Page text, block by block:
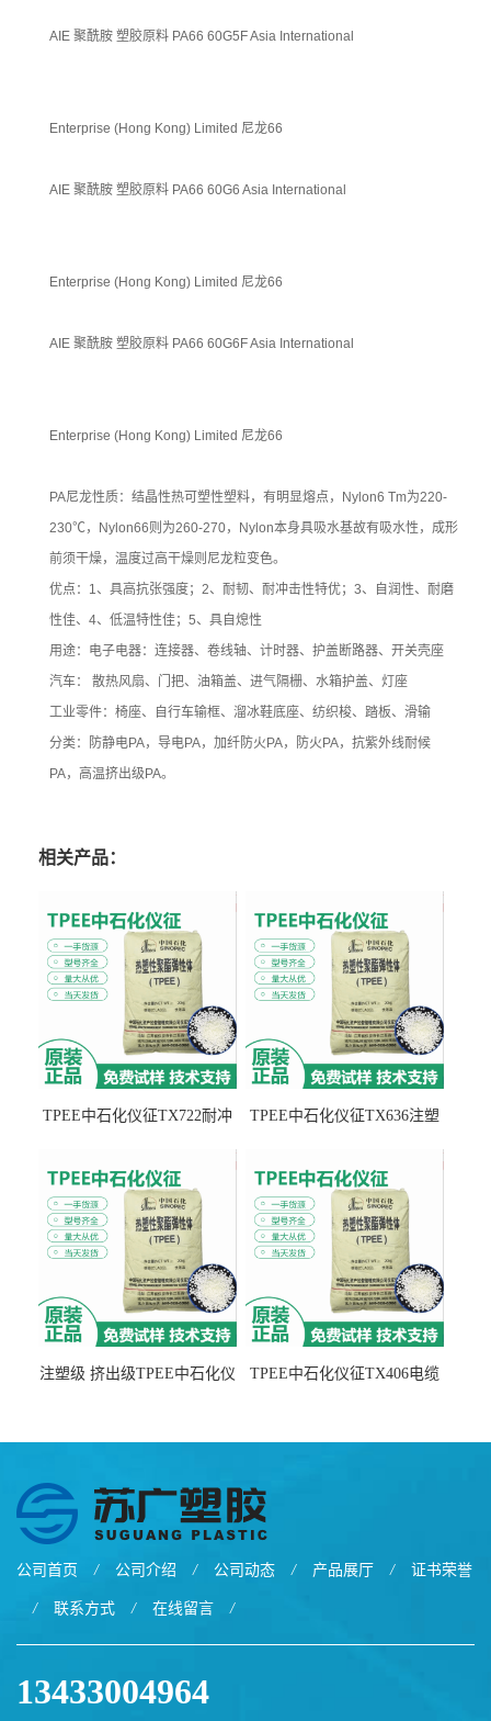
AIE 聚酰胺 塑胶原料 PA66 60G5F Asia International
Enterprise (Hong Kong) Limited 尼龙66
AIE 聚酰胺 塑胶原料 PA66 60G6 Asia International
Enterprise (Hong Kong) Limited 尼龙66
AIE 聚酰胺 塑胶原料 PA66 60G6F Asia International
Enterprise (Hong Kong) Limited 尼龙66
PA尼龙性质：结晶性热可塑性塑料，有明显熔点，Nylon6 Tm为220-
230℃，Nylon66则为260-270，Nylon本身具吸水基故有吸水性，成形
前须干燥，温度过高干燥则尼龙粒变色。
优点：1、具高抗张强度；2、耐韧、耐冲击性特优；3、自润性、耐磨
性佳、4、低温特性佳；5、具自熄性
用途：电子电器：连接器、卷线轴、计时器、护盖断路器、开关壳座
汽车： 散热风扇、门把、油箱盖、进气隔栅、水箱护盖、灯座
工业零件：椅座、自行车输框、溜冰鞋底座、纺织梭、踏板、滑输
分类：防静电PA，导电PA，加纤防火PA，防火PA，抗紫外线耐候
PA，高温挤出级PA。
相关产品：
TPEE中石化仪征TX722耐冲
TPEE中石化仪征TX636注塑
注塑级 挤出级TPEE中石化仪
TPEE中石化仪征TX406电缆
公司首页 / 公司介绍 / 公司动态 / 产品展厅 / 证书荣誉
/ 联系方式 / 在线留言 /
13433004964